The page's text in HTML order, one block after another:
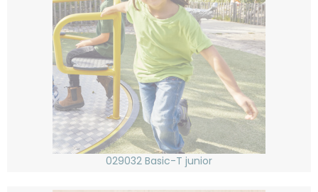
029032 Basic-T junior